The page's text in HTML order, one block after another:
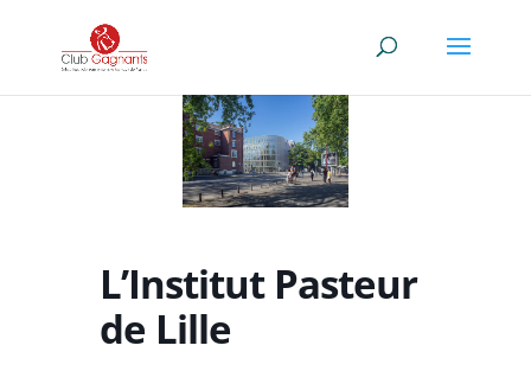
L’Institut Pasteur
de Lille